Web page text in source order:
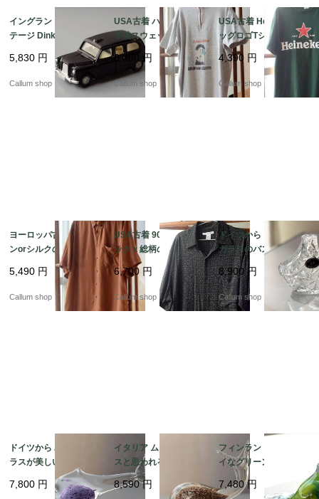
イングランド製 ヴィン
テージ Dinky Toys AU
STIN TAXI ディンキー
トイズ オースチンタク
シー ミニカー アンティ
ーク_260731 ig4992
5,830 円
Callum shop
USA古着 ハーフジップ
半袖スウェットシャツ
メンズS-Mくらい ボデ
ィビルクラブプリント
アメリカ オールド古着
_260805 if1044
6,380 円
Callum shop
USA古着 Heineken ビ
ッグロゴTシャツ sizeL
メンズ グリーン ハイネ
ケン アメリカ オールド
古着 if1043
4,390 円
Callum shop
ヨーロッパ古着 レーヨ
ンorシルクの半袖ボタ
ンダウンシャツ メンズ
Lくらい ブラウン ヴィ
ンテージ ダメージ古着
_260805 if1042
5,490 円
Callum shop
USA古着 90's頃 ブラ
ックｘ総柄のレーヨン
半袖シャツ sizeL メン
ズ アメリカ ヴィンテー
ジ オールド古着_2608
05 if1041
6,700 円
Callum shop
ドイツから クリスタル
ガラスのバスケット型
トレー ボヘミアグラス
を彷彿 24%PbO トレイ
アンティーク ヴィンテ
ージ_260721 ig4976
8,900円
Callum shop
ドイツから パープルガ
ラスが美しいユニーク
な魚 オブジェ グラス
フィギュア フィッシュ
7,800 円
イタリア ムラーノグラ
スと思われるキレイな
ガラスのクジラ オブジ
ェ Italy Murano Style
8,590円
フィンランドから キレ
イなグリーンマーブル
ガラスの小鳥 オブジェ
北欧 バード オブジェ
7,480円